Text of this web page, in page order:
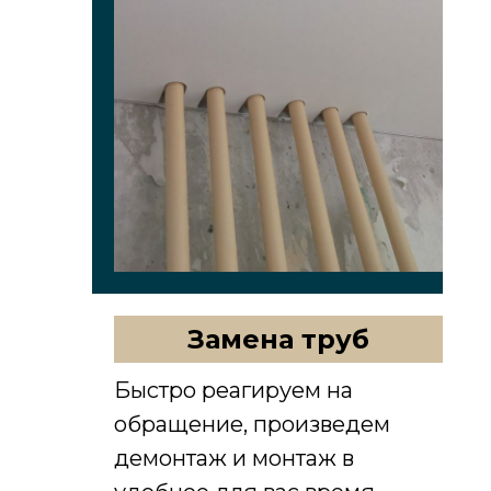
Замена труб
Быстро реагируем на
обращение, произведем
демонтаж и монтаж в
и сохранность ваших вещей и
сохранность помещения. Поэтому
все наши мастера имеют в своем
арсенале профессиональные
инструменты: перфоратор с
пылесосом и газовый пистолет,
которые обеспечивают беспылевой
монтаж. После нас останется только